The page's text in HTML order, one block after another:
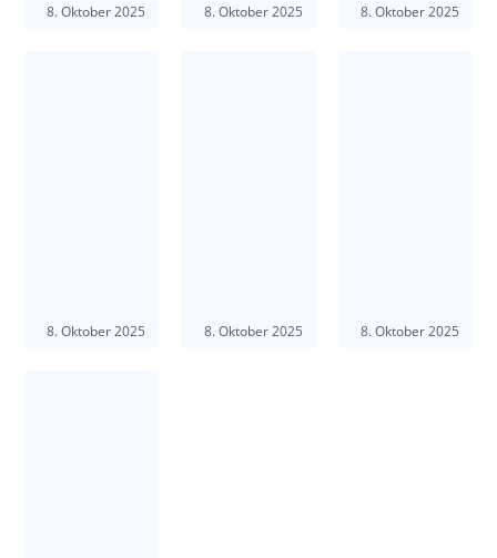
8. Oktober 2025 8. Oktober 2025 8. Oktober 2025
8. Oktober 2025 8. Oktober 2025 8. Oktober 2025